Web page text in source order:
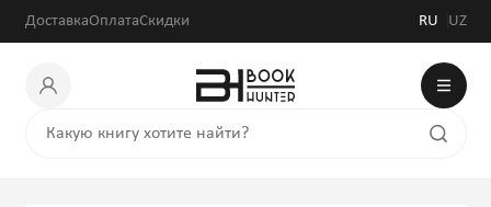
ДоставкаОплатаСкидки RU UZ